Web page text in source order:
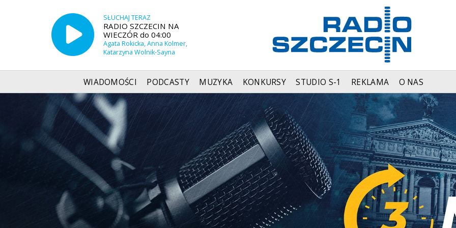
SŁUCHAJ TERAZ
RADIO SZCZECIN NA
WIECZÓR do 04:00
Agata Rokicka, Anna Kolmer,
Katarzyna Wolnik-Sayna
WIADOMOŚCI PODCASTY MUZYKA KONKURSY STUDIO S-1 REKLAMA O NAS